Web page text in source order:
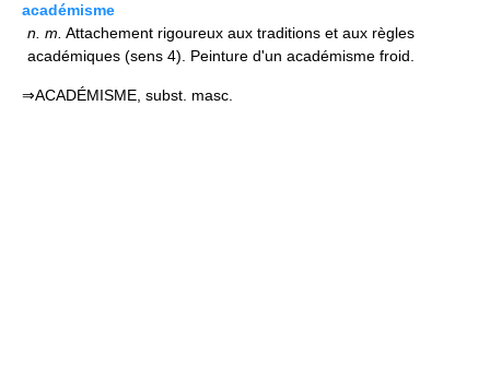
académisme
n. m. Attachement rigoureux aux traditions et aux règles
académiques (sens 4). Peinture d'un académisme froid.
⇒ACADÉMISME, subst. masc.